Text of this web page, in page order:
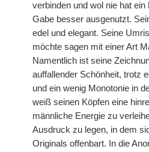
verbinden und wol nie hat
Gabe besser ausgenutzt.
edel und elegant. Seine
möchte sagen mit einer Art
Namentlich ist seine
auffallender Schönheit, trotz
und ein wenig Monotonie in
weiß seinen Köpfen eine
männliche Energie zu
Ausdruck zu legen, in dem
Originals offenbart. In die